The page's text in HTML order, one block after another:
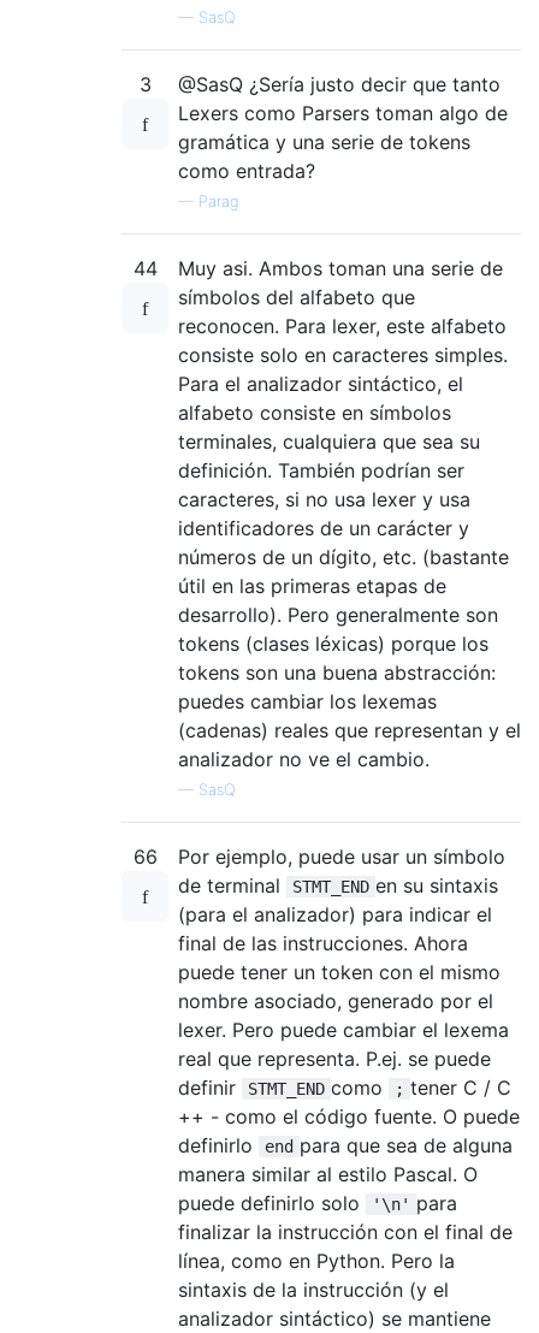
— SasQ
3
@SasQ ¿Sería justo decir que tanto
Lexers como Parsers toman algo de
gramática y una serie de tokens
como entrada?
— Parag
44
Muy asi. Ambos toman una serie de
símbolos del alfabeto que
reconocen. Para lexer, este alfabeto
consiste solo en caracteres simples.
Para el analizador sintáctico, el
alfabeto consiste en símbolos
terminales, cualquiera que sea su
definición. También podrían ser
caracteres, si no usa lexer y usa
identificadores de un carácter y
números de un dígito, etc. (bastante
útil en las primeras etapas de
desarrollo). Pero generalmente son
tokens (clases léxicas) porque los
tokens son una buena abstracción:
puedes cambiar los lexemas
(cadenas) reales que representan y el
analizador no ve el cambio.
— SasQ
66
Por ejemplo, puede usar un símbolo
de terminal
STMT_END en su sintaxis
(para el analizador) para indicar el
final de las instrucciones. Ahora
puede tener un token con el mismo
nombre asociado, generado por el
lexer. Pero puede cambiar el lexema
real que representa. P.ej. se puede
definir
STMT_END como ; tener C / C
++ - como el código fuente. O puede
definirlo
end para que sea de alguna
manera similar al estilo Pascal. O
puede definirlo solo
'\n' para
finalizar la instrucción con el final de
línea, como en Python. Pero la
sintaxis de la instrucción (y el
analizador sintáctico) se mantiene